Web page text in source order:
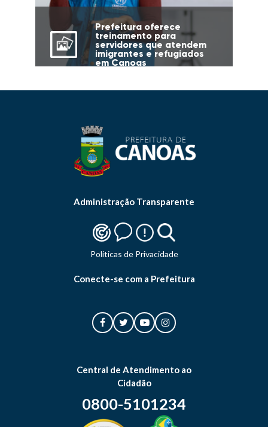
Prefeitura oferece
treinamento para
servidores que atendem
imigrantes e refugiados
em Canoas
Administração Transparente
Politicas de Privacidade
Conecte-se com a Prefeitura
Central de Atendimento ao
Cidadão
0800-5101234